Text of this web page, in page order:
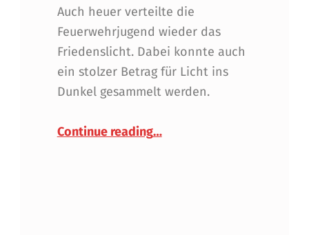
Auch heuer verteilte die
Feuerwehrjugend wieder das
Friedenslicht. Dabei konnte auch
ein stolzer Betrag für Licht ins
Dunkel gesammelt werden.
Continue reading…